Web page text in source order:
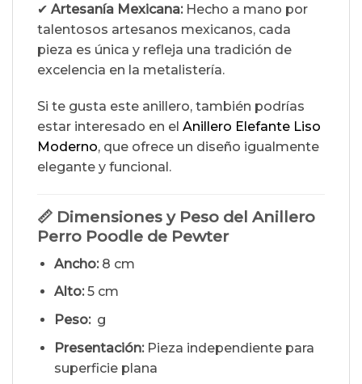
✔ Artesanía Mexicana:Hecho a mano por
talentosos artesanos mexicanos, cada
pieza es única y refleja una tradición de
excelencia en la metalistería.
Si te gusta este anillero, también podrías
estar interesado en el Anillero Elefante Liso
Moderno, que ofrece un diseño igualmente
elegante y funcional.
📏 Dimensiones y Peso del Anillero
Perro Poodle de Pewter
Ancho:8 cm
Alto:5 cm
Peso:g
Presentación:Pieza independiente para
superficie plana